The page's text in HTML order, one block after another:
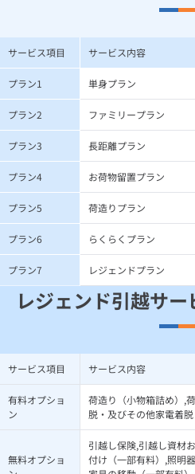
サービス項目 サービス内容
プラン1 単身プラン
プラン2 ファミリープラン
プラン3 長距離プラン
プラン4 お荷物留置プラン
プラン5 荷造りプラン
プラン6 らくらくプラン
プラン7 レジェンドプラン
レジェンド引越サ
サービス項目 サービス内容
有料オプショ
ン
荷造り（小物箱詰め）,
脱・及びその他家電着脱
無料オプショ
引越し保険,引越し資材
付け（一部有料）,照明